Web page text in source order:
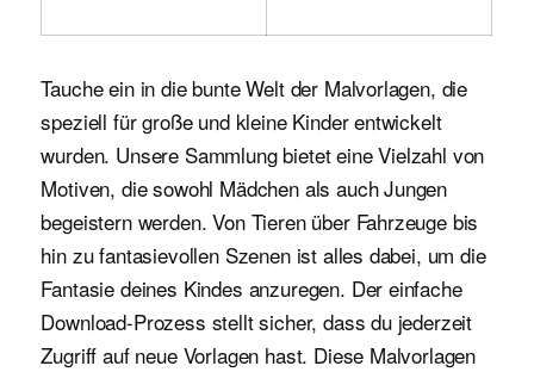
Tauche ein in die bunte Welt der Malvorlagen, die
speziell für große und kleine Kinder entwickelt
wurden. Unsere Sammlung bietet eine Vielzahl von
Motiven, die sowohl Mädchen als auch Jungen
begeistern werden. Von Tieren über Fahrzeuge bis
hin zu fantasievollen Szenen ist alles dabei, um die
Fantasie deines Kindes anzuregen. Der einfache
Download-Prozess stellt sicher, dass du jederzeit
Zugriff auf neue Vorlagen hast. Diese Malvorlagen